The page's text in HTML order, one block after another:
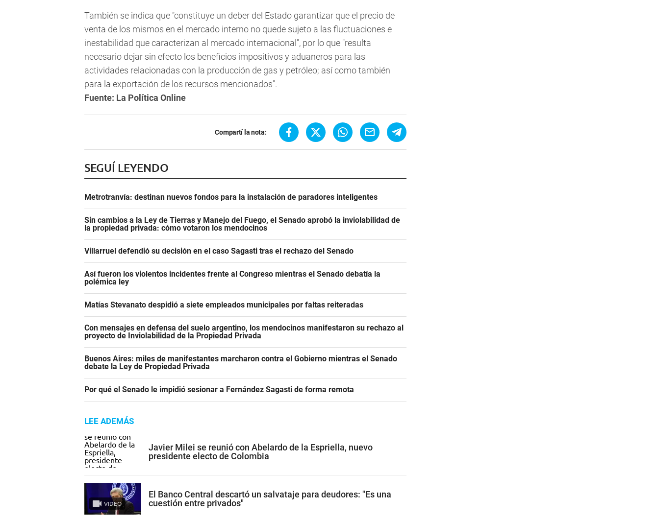
También se indica que "constituye un deber del Estado garantizar que el precio de
venta de los mismos en el mercado interno no quede sujeto a las fluctuaciones e
inestabilidad que caracterizan al mercado internacional", por lo que "resulta
necesario dejar sin efecto los beneficios impositivos y aduaneros para las
actividades relacionadas con la producción de gas y petróleo; así como también
para la exportación de los recursos mencionados".
Fuente: La Política Online
Compartí la nota:
SEGUÍ LEYENDO
Metrotranvía: destinan nuevos fondos para la instalación de paradores inteligentes
Sin cambios a la Ley de Tierras y Manejo del Fuego, el Senado aprobó la inviolabilidad de
la propiedad privada: cómo votaron los mendocinos
Villarruel defendió su decisión en el caso Sagasti tras el rechazo del Senado
Así fueron los violentos incidentes frente al Congreso mientras el Senado debatía la
polémica ley
Matías Stevanato despidió a siete empleados municipales por faltas reiteradas
Con mensajes en defensa del suelo argentino, los mendocinos manifestaron su rechazo al
proyecto de Inviolabilidad de la Propiedad Privada
Buenos Aires: miles de manifestantes marcharon contra el Gobierno mientras el Senado
debate la Ley de Propiedad Privada
Por qué el Senado le impidió sesionar a Fernández Sagasti de forma remota
LEE ADEMÁS
Javier Milei se reunió con Abelardo de la Espriella, nuevo
presidente electo de Colombia
VIDEO
El Banco Central descartó un salvataje para deudores: "Es una
cuestión entre privados"